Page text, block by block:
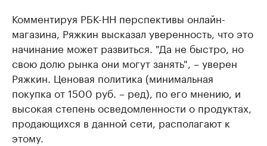
Комментируя РБК-НН перспективы онлайн-
магазина, Ряжкин высказал уверенность, что это
начинание может развиться. "Да не быстро, но
свою долю рынка они могут занять", – уверен
Ряжкин. Ценовая политика (минимальная
покупка от 1500 руб. – ред), по его мнению, и
высокая степень осведомленности о продуктах,
продающихся в данной сети, располагают к
этому.